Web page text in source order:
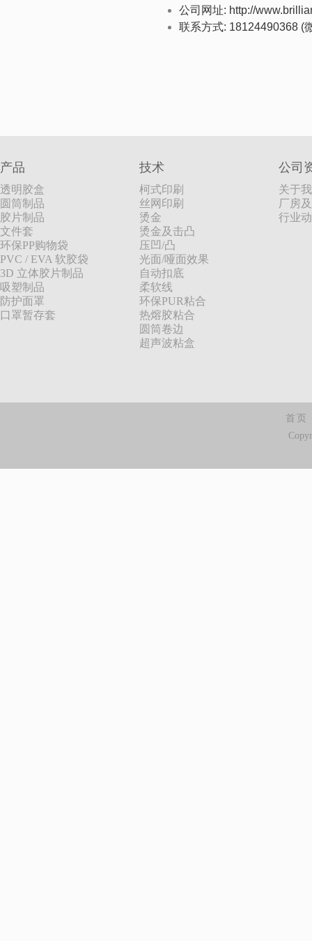
公司网址: http://
联系方式: 18124490368 (
产品
透明胶盒
圆筒制品
胶片制品
文件套
环保PP购物袋
PVC / EVA 软胶袋
3D 立体胶片制品
吸塑制品
防护面罩
口罩暂存套
技术
柯式印刷
丝网印刷
烫金
烫金及击凸
压凹/凸
光面/哑面效果
自动扣底
柔软线
环保PUR粘合
热熔胶粘合
圆筒卷边
超声波粘盒
公司
关于
厂房
行业
首页